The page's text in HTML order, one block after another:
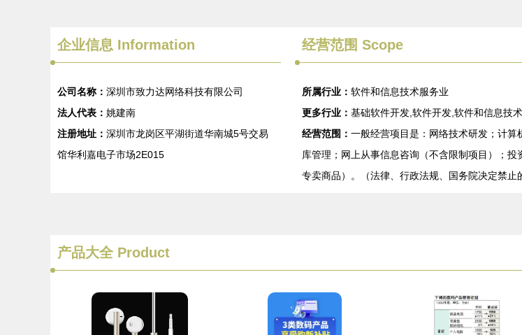
企业信息 Information
公司名称： 深圳市致力达网络科技有限公司
法人代表： 姚建南
注册地址： 深圳市龙岗区平湖街道华南城5号交易
馆华利嘉电子市场2E015
经营范围 Scope
所属行业： 软件和信息技术服务业
更多行业： 基础软件开发,软件开发,软件和信息技
经营范围： 一般经营项目是：网络技术研发；计
库管理；网上从事信息咨询（不含限制项目）；
专卖商品）。（法律、行政法规、国务院决定禁
产品大全Product